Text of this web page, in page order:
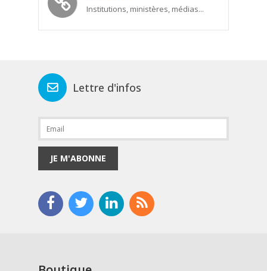
Institutions, ministères, médias...
Lettre d'infos
JE M'ABONNE